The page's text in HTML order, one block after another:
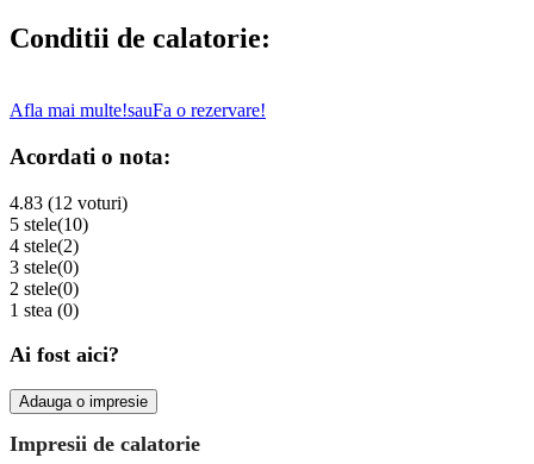
Conditii de calatorie:
Afla mai multe!sauFa o rezervare!
Acordati o nota:
4.83 (12 voturi)
5 stele(10)
4 stele(2)
3 stele(0)
2 stele(0)
1 stea (0)
Ai fost aici?
Adauga o impresie
Impresii de calatorie